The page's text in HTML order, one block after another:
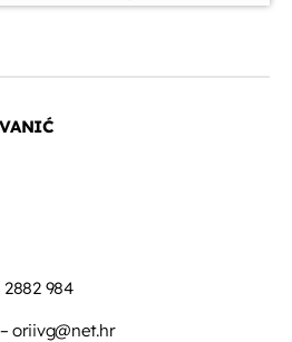
2882 984
oriivg@net.hr